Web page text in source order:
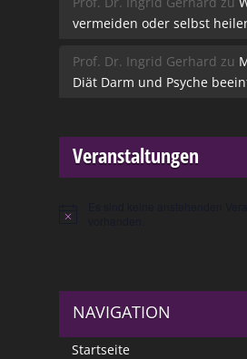
vermeiden oder selbst
Prof. Dr. Ingrid Gerhard zu
Diät Darm und Psyche
Veranstaltungen
Hinweis
NAVIGATION
Startseite